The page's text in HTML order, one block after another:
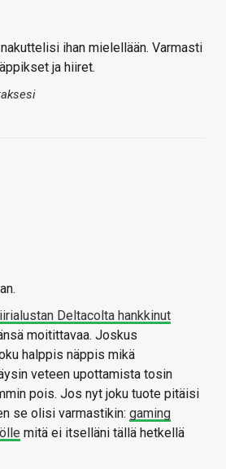
ihan mielellään. Varmasti
ja hiiret.
Deltacolta hankkinut
moitittavaa. Joskus
halppis näppis mikä
veteen upottamista tosin
pois. Jos nyt joku tuote pitäisi
se olisi varmastikin: gaming
mitä ei itselläni tällä hetkellä